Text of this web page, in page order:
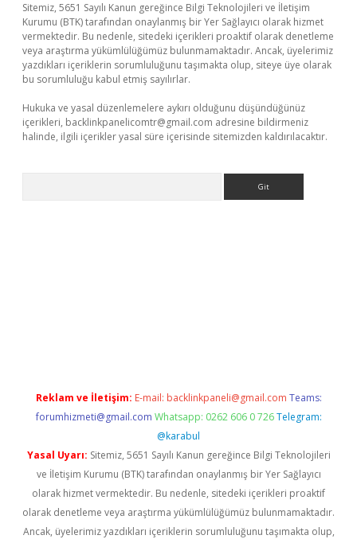
Sitemiz, 5651 Sayılı Kanun gereğince Bilgi Teknolojileri ve İletişim
Kurumu (BTK) tarafından onaylanmış bir Yer Sağlayıcı olarak hizmet
vermektedir. Bu nedenle, sitedeki içerikleri proaktif olarak denetleme
veya araştırma yükümlülüğümüz bulunmamaktadır. Ancak, üyelerimiz
yazdıkları içeriklerin sorumluluğunu taşımakta olup, siteye üye olarak
bu sorumluluğu kabul etmiş sayılırlar.
Hukuka ve yasal düzenlemelere aykırı olduğunu düşündüğünüz
içerikleri, backlinkpanelicomtr@gmail.com adresine bildirmeniz
halinde, ilgili içerikler yasal süre içerisinde sitemizden kaldırılacaktır.
Reklam ve İletişim: E-mail: backlinkpaneli@gmail.com Teams:
forumhizmeti@gmail.com Whatsapp: 0262 606 0 726 Telegram:
@karabul
Yasal Uyarı: Sitemiz, 5651 Sayılı Kanun gereğince Bilgi Teknolojileri
ve İletişim Kurumu (BTK) tarafından onaylanmış bir Yer Sağlayıcı
olarak hizmet vermektedir. Bu nedenle, sitedeki içerikleri proaktif
olarak denetleme veya araştırma yükümlülüğümüz bulunmamaktadır.
Ancak, üyelerimiz yazdıkları içeriklerin sorumluluğunu taşımakta olup,